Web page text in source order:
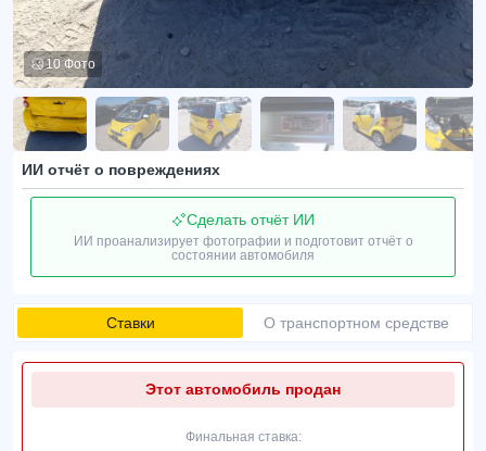
10 Фото
ИИ отчёт о повреждениях
Сделать отчёт ИИ
ИИ проанализирует фотографии и подготовит отчёт о
состоянии автомобиля
Ставки О транспортном средстве
Этот автомобиль продан
Финальная ставка: